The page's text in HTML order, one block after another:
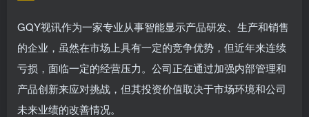
GQY视讯作为一家专业从事智能显示产品研发、生产和销售
的企业，虽然在市场上具有一定的竞争优势，但近年来连续
亏损，面临一定的经营压力。公司正在通过加强内部管理和
产品创新来应对挑战，但其投资价值取决于市场环境和公司
未来业绩的改善情况。